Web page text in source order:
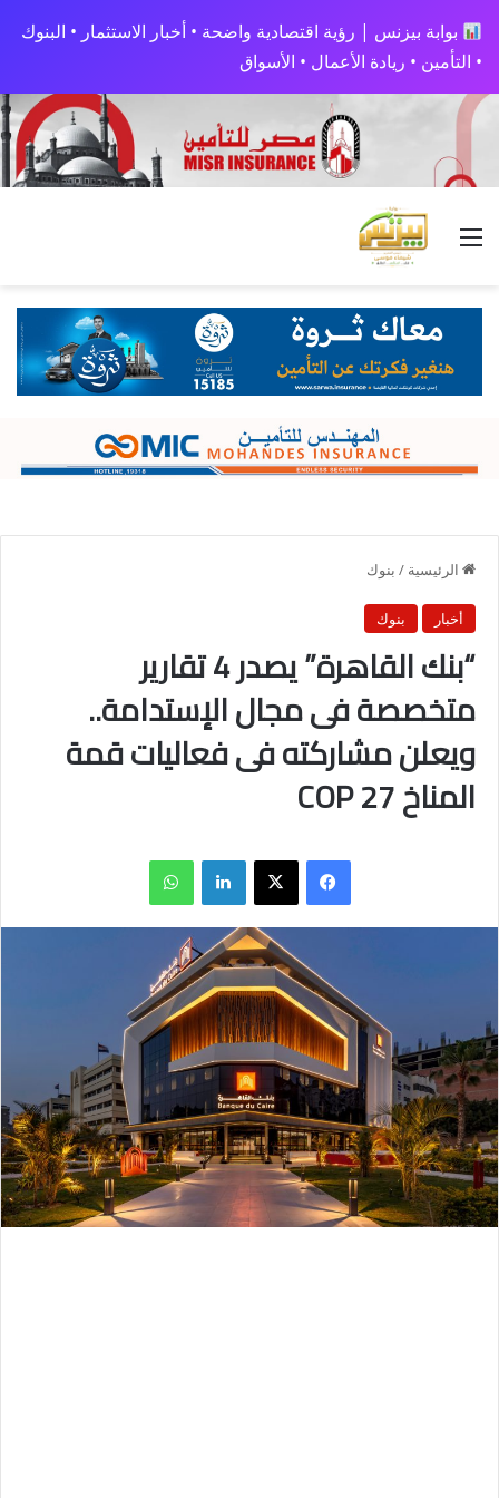
بوابة بيزنس | رؤية اقتصادية واضحة • أخبار الاستثمار • البنوك
• التأمين • ريادة الأعمال • الأسواق
القائمة
الرئيسية / بنوك
أخبار بنوك
“بنك القاهرة” يصدر 4 تقارير
متخصصة فى مجال الإستدامة..
ويعلن مشاركته فى فعاليات قمة
المناخ COP 27
فيسبوك X لينكدإن